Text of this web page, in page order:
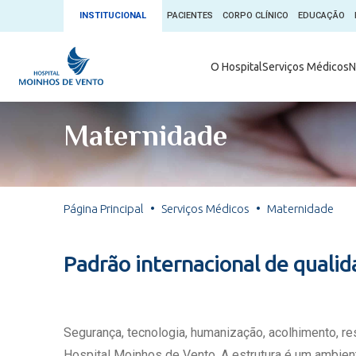
INSTITUCIONAL PACIENTES CORPO CLÍNICO EDUCAÇÃO
O HospitalServiços Médicos
Serviços Médicos
Núcleos e Especialidades
Exames
Fale com o Moinhos
Seu Médico
Ambulatório
Comitê de
Conheça
Blog Saúde
Convênios
Doação de
Escritório
Maternidade
Página Principal Serviços Médicos Maternidade
Padrão internacional de
Segurança, tecnologia, humanização, acolhimento,